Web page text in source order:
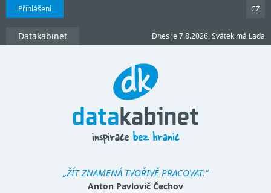
Přihlášení CZ
Datakabinet Dnes je 7.8.2026, Svátek má Lada
„ŽÍT ZNAMENÁ TVOŘIVĚ PRACOVAT.“
Anton Pavlovič Čechov